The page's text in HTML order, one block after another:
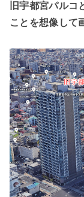
旧宇都宮パル
ことを想像して